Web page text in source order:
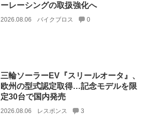
ーレーシングの取扱強化へ
2026.08.06 バイクブロス 0
三輪ソーラーEV『スリールオータ』、
欧州の型式認定取得…記念モデルを限
定30台で国内発売
2026.08.06 レスポンス 3